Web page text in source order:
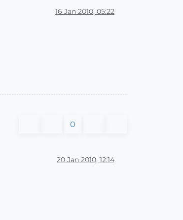
16 Jan 2010, 05:22
0
20 Jan 2010, 12:14